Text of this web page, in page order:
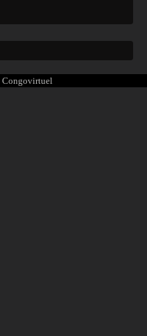
Congovirtuel